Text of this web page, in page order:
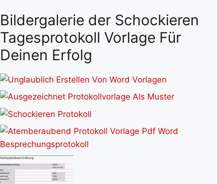
Bildergalerie der Schockieren
Tagesprotokoll Vorlage Für
Deinen Erfolg